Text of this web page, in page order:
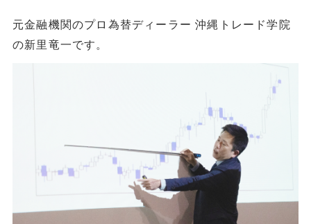
元金融機関のプロ為替ディーラー 沖縄トレード学院
の新里竜一です。